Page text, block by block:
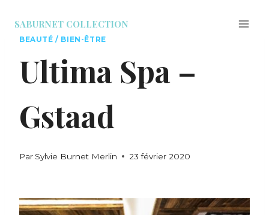
SABURNET COLLECTION
BEAUTÉ / BIEN-ÊTRE
Ultima Spa –
Gstaad
Par Sylvie Burnet Merlin 23 février 2020